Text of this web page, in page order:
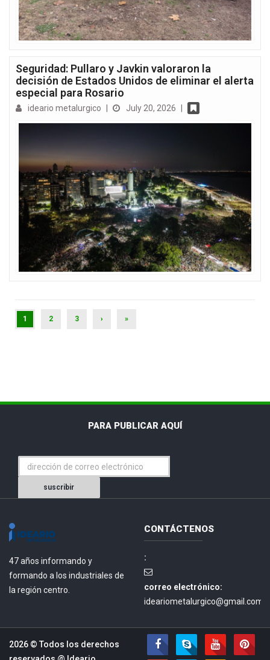
Seguridad: Pullaro y Javkin valoraron la
decisión de Estados Unidos de eliminar el alerta
especial para Rosario
ideario metalurgico July 20, 2026
1 (CURRENT)
2 3 › »
PARA PUBLICAR AQUÍ
suscribir
47 años informando y
formando a los industriales de
la región centro.
CONTÁCTENOS
:
correo electrónico:
ideariometalurgico@gmail.com.
2026 © Todos los derechos